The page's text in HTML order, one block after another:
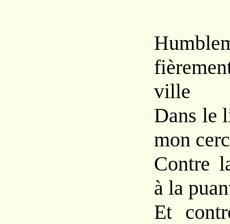
ville
Dans le
mon
Contre
à la
Et